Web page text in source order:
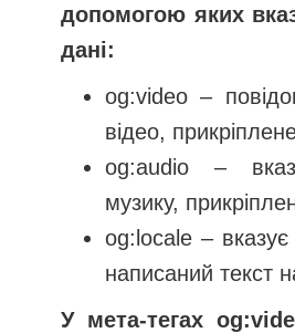
допомогою яких
дані:
og:video –
відео,
og:audio –
музику,
og:locale –
написаний текст
У мета-тегах